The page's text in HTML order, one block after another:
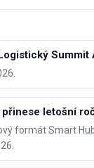
Summit
letošní
formát Smart